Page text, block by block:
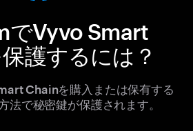
でVyvo Smart
護するには？
Chainを購入または保有する
法で秘密鍵が保護されます。